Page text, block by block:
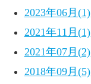
2023年06月(1)
2021年11月(1)
2021年07月(2)
2018年09月(5)